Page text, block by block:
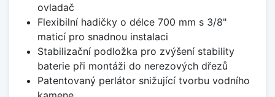
ovladač
Flexibilní hadičky o délce 700 mm s 3/8"
maticí pro snadnou instalaci
Stabilizační podložka pro zvýšení stability
baterie při montáži do nerezových dřezů
Patentovaný perlátor snižující tvorbu vodního